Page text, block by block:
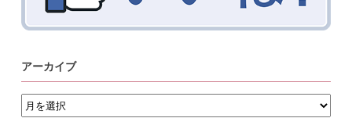
アーカイブ
ア
ー
カ